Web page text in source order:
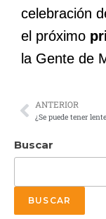
celebración
el próximo
la Gente de
ANTERIOR
Buscar
BUSCAR